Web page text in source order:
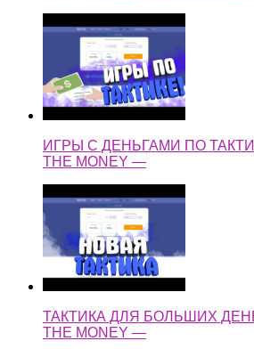
ИГРЫ С ДЕНЬГАМИ ПО
THE MONEY —
ТАКТИКА ДЛЯ БОЛЬШИХ
THE MONEY —